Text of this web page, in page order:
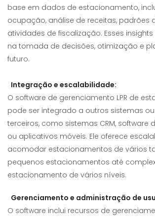
base em dados de estacionamento,
ocupação, análise de receitas, padrões
atividades de fiscalização. Esses
na tomada de decisões, otimização e
futuro.
Integração e escalabilidade:
O software de gerenciamento LPR de
pode ser integrado a outros sistemas
terceiros, como sistemas CRM, software
ou aplicativos móveis. Ele oferece
acomodar estacionamentos de vários
pequenos estacionamentos até
estacionamento de vários níveis.
Gerenciamento e administração de
O software inclui recursos de